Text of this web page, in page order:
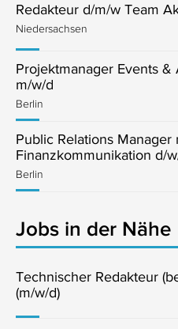
Redakteur d/m/w Team
Niedersachsen
Projektmanager Events
m/w/d
Berlin
Public Relations
Finanzkommunikation d/
Berlin
Jobs in der Nähe
Technischer Redakteur
(m/w/d)